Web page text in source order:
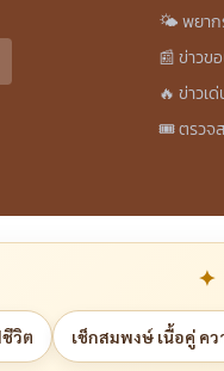
🌤️ พยาก
📰 ข่าวข
🔥 ข่าวเ
🎟️ ตรวจ
วิต เช็กสมพงษ์ เนื้อคู่ คว